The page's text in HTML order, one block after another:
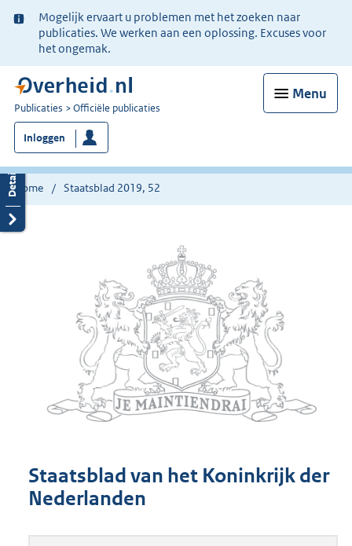
Ter
informatie:
Mogelijk ervaart u problemen met het zoeken naar
publicaties. We werken aan een oplossing. Excuses voor
het ongemak.
Menu
U
bent
nu
hier:
Publicaties Officiële publicaties
Inloggen
Home Staatsblad 2019, 52
Staatsblad van het Koninkrijk der
Nederlanden